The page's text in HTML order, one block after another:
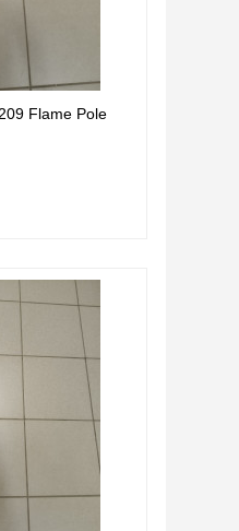
Flame Pole